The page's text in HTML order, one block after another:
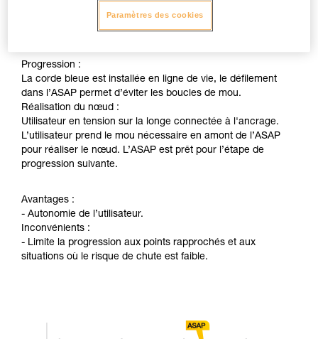
1. Exemple de technique d'installation
lorsque le risque de chute est faible :
Progression :
La corde bleue est installée en ligne de vie, le défilement
dans l’ASAP permet d’éviter les boucles de mou.
Réalisation du nœud :
Utilisateur en tension sur la longe connectée à l'ancrage.
L’utilisateur prend le mou nécessaire en amont de l’ASAP
pour réaliser le nœud. L’ASAP est prêt pour l’étape de
progression suivante.
Avantages :
- Autonomie de l’utilisateur.
Inconvénients :
- Limite la progression aux points rapprochés et aux
situations où le risque de chute est faible.
Paramètres des cookies